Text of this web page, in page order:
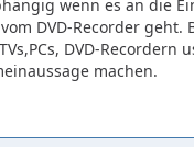
wenn es an die
DVD-Recorder geht.
DVD-Recordern
machen.